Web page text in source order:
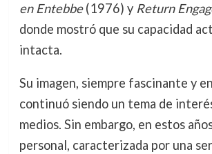
en Entebbe(1976) y Return
donde mostró que su capacidad
intacta.
Su imagen, siempre fascinante y
continuó siendo un tema de
medios. Sin embargo, en estos
personal, caracterizada por una